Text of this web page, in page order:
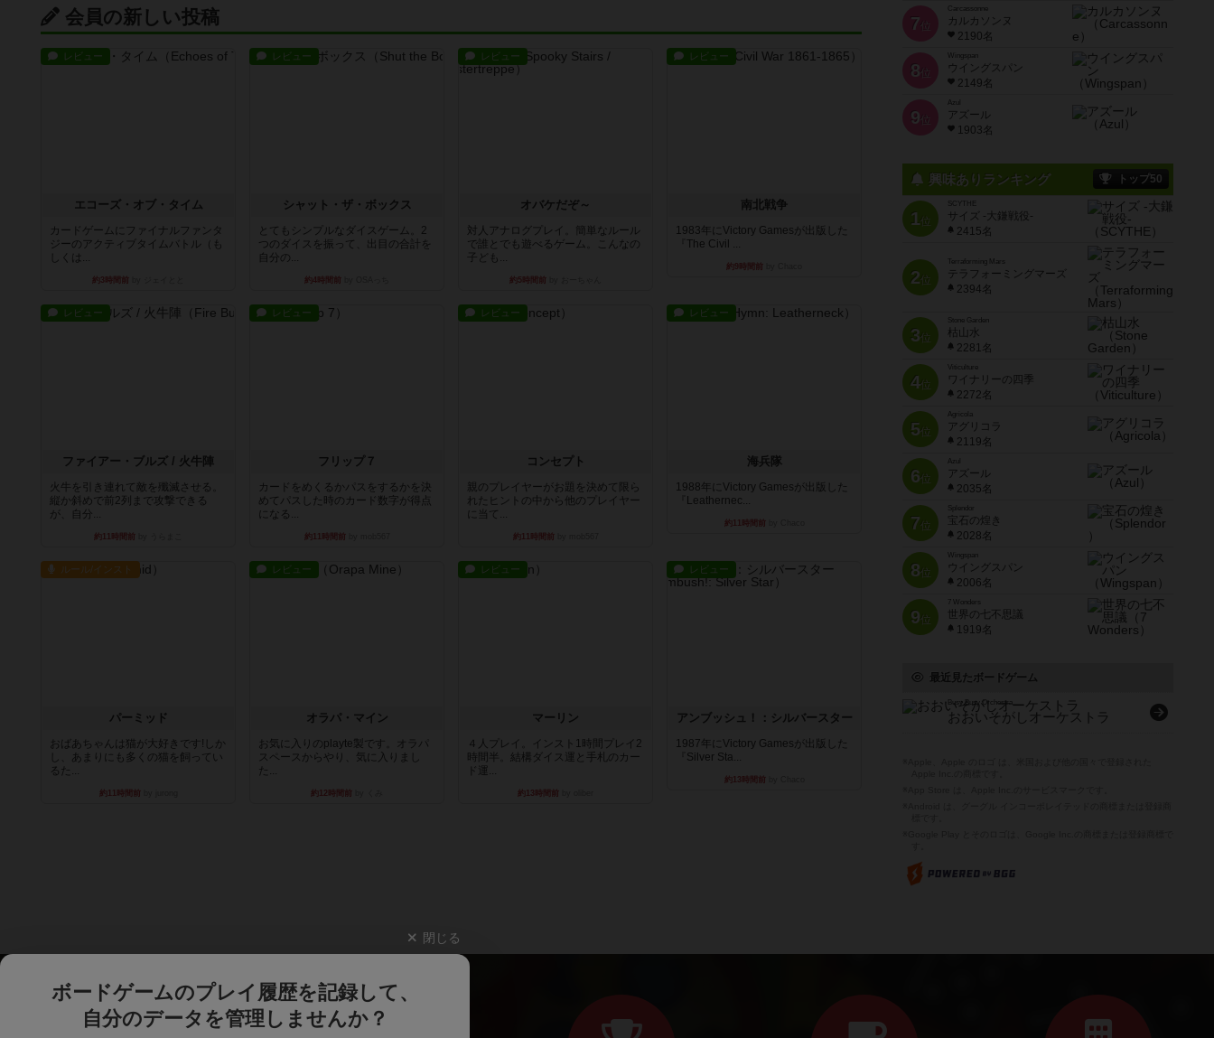
会員の新しい投稿
レビュー
エコーズ・オブ・タイム
カードゲームにファイナルファンタ
ジーのアクティブタイムバトル（も
しくは...
約3時間前
レビュー
シャット・ザ・ボックス
とてもシンプルなダイスゲーム。2
つのダイスを振って、出目の合計を
自分の...
約4時間前
レビュー
オバケだぞ～
対人アナログプレイ。簡単なルール
で誰とでも遊べるゲーム。こんなの
子ども...
約5時間前
レビュー
南北戦争
1983年にVictory Gamesが出版した
『The Civil ...
約9時間前
レビュー
ファイアー・ブルズ / 火牛陣
火牛を引き連れて敵を殲滅させる。
縦か斜めで前2列まで攻撃できる
が、自分...
約11時間前
レビュー
フリップ７
カードをめくるかパスをするかを決
めてパスした時のカード数字が得点
になる...
約11時間前
レビュー
コンセプト
親のプレイヤーがお題を決めて限ら
れたヒントの中から他のプレイヤー
に当て...
約11時間前
レビュー
海兵隊
1988年にVictory Gamesが出版した
『Leathernec...
約11時間前
ルール/インスト
パーミッド
おばあちゃんは猫が大好きです!しか
し、あまりにも多くの猫を飼ってい
るた...
約11時間前
レビュー
オラパ・マイン
お気に入りのplayte製です。オラパ
スペースからやり、気に入りまし
た...
約12時間前
レビュー
マーリン
４人プレイ。インスト1時間プレイ2
時間半。結構ダイス運と手札のカー
ド運...
約13時間前
レビュー
アンブッシュ！：シルバースター
1987年にVictory Gamesが出版した
『Silver Sta...
約13時間前
7 位
Carcassonne
カルカソンヌ
2190名
8 位
Wingspan
ウイングスパン
2149名
9 位
Azul
アズール
1903名
興味ありランキング トップ50
1位
SCYTHE
サイズ -大鎌戦役-
2415名
2位
Terraforming Mars
テラフォーミングマーズ
2394名
3位
Stone Garden
枯山水
2281名
4位
Viticulture
ワイナリーの四季
2272名
5位
Agricola
アグリコラ
2119名
6位
Azul
アズール
2035名
7位
宝石の煌き
2028名
8位
Wingspan
ウイングスパン
2006名
9位
7 Wonders
世界の七不思議
1919名
最近見たボードゲーム
Busy Busy Orchestra
おおいそがしオーケストラ
閉じる
ボードゲームのプレイ履歴を記録して、
自分のデータを管理しませんか？